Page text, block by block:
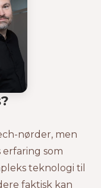
nørder, men
erfaring som
teknologi til
faktisk kan